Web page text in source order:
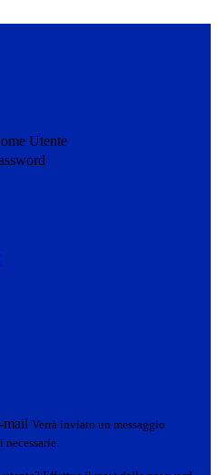
Utente
mail Verrà inviato un messaggio